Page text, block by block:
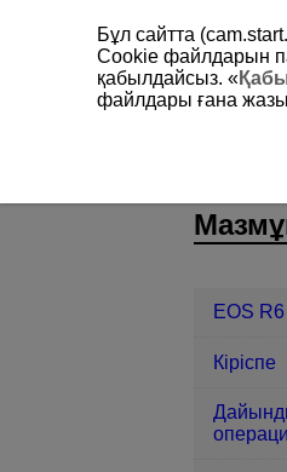
EOS
Кіріспе
Бұл сайтта
Cookie файлдарын
қабылдайсыз. «
файлдары ғана